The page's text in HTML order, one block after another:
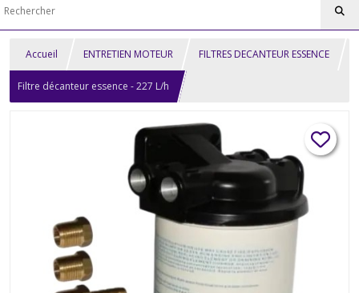
Accueil ENTRETIEN MOTEUR FILTRES DECANTEUR ESSENCE
Filtre décanteur essence - 227 L/h